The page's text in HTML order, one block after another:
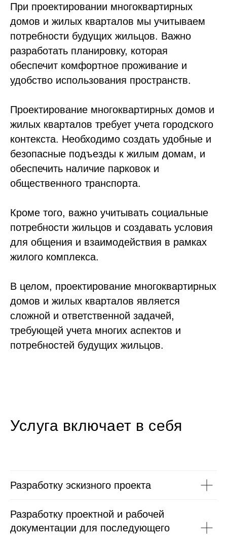
При проектировании многоквартирных
домов и жилых кварталов мы учитываем
потребности будущих жильцов. Важно
разработать планировку, которая
обеспечит комфортное проживание и
удобство использования пространств.
Проектирование многоквартирных домов и
жилых кварталов требует учета городского
контекста. Необходимо создать удобные и
безопасные подъезды к жилым домам, и
обеспечить наличие парковок и
общественного транспорта.
Кроме того, важно учитывать социальные
потребности жильцов и создавать условия
для общения и взаимодействия в рамках
жилого комплекса.
В целом, проектирование многоквартирных
домов и жилых кварталов является
сложной и ответственной задачей,
требующей учета многих аспектов и
потребностей будущих жильцов.
Услуга включает в себя
Разработку эскизного проекта
Разработку проектной и рабочей
документации для последующего